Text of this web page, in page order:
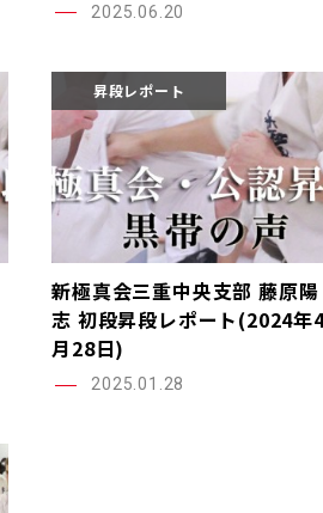
2025.06.20
昇段レポート
新極真会三重中央支部 藤原陽
志 初段昇段レポート(2024年
月28日)
2025.01.28